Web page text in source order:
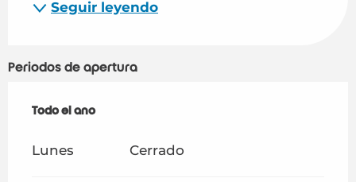
Seguir leyendo
Periodos de apertura
Todo el año
Todo el año
Lunes Cerrado